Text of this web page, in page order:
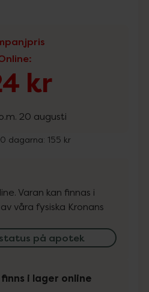
:
kr
20 augusti
dagarna: 155 kr
Varan kan finnas i
våra fysiska Kronans
på apotek
i lager online